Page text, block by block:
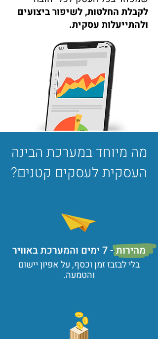
לקבלת החלטות, לשיפור ביצועים
ולהתייעלות עסקית.
מה מיוחד במערכת הבינה
העסקית לעסקים קטנים?
מהירות - 7 ימים והמערכת באוויר
בלי לבזבז זמן וכסף, על אפיון יישום
והטמעה.